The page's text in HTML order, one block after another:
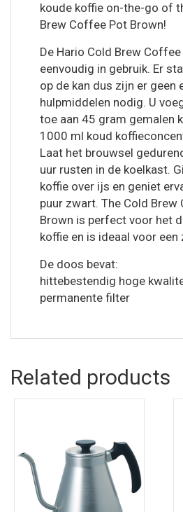
koude koffie on-the-go of
Brew Coffee Pot Brown!
De Hario Cold Brew
eenvoudig in gebruik. Er
op de kan dus zijn er geen
hulpmiddelen nodig. U
toe aan 45 gram gemalen
1000 ml koud
Laat het brouwsel
uur rusten in de koelkast.
koffie over ijs en geniet
puur zwart. The Cold
Brown is perfect voor het
koffie en is ideaal voor
De doos bevat:
hittebestendig hoge
permanente filter
Related products